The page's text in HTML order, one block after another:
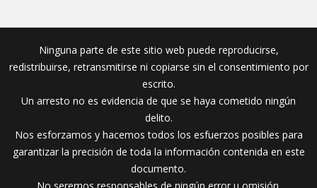
Ninguna parte de este sitio web puede reproducirse,
redistribuirse, retransmitirse ni copiarse sin el consentimiento por
escrito.
Un arresto no es evidencia de que se haya cometido ningún
delito.
Nos esforzamos y hacemos todos los esfuerzos posibles para
garantizar la precisión de toda la información contenida en este
documento.